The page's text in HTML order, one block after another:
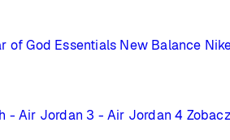
of God Essentials New Balance
- Air Jordan 3 - Air Jordan 4